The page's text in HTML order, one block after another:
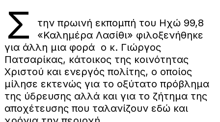
Σ
την πρωινή εκπομπή του Ηχώ 99,8
«Καλημέρα Λασίθι» φιλοξενήθηκε
για άλλη μια φορά ο κ. Γιώργος
Πατσαρίκας, κάτοικος της κοινότητας
Χριστού και ενεργός πολίτης, ο οποίος
μίλησε εκτενώς για το οξύτατο πρόβλημα
της ύδρευσης αλλά και για το ζήτημα της
αποχέτευσης που ταλανίζουν εδώ και